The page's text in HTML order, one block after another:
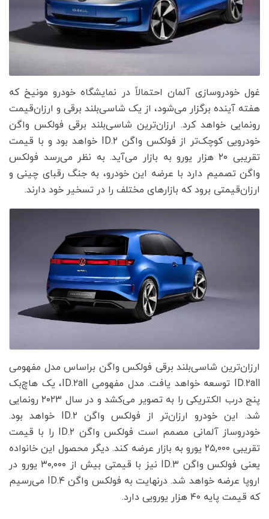
غول خودروسازی آلمان احتمالاً در نمایشگاه خودرو مونیخ که
هفته آینده برگزار می‌شود، از یک شاسی‌بلند برقی و ارزان‌قیمت
رونمایی خواهد کرد. ارزان‌ترین شاسی‌بلند برقی فولکس واگن
خودرویی کوچک‌تر از فولکس واگن ID.۲ خواهد بود و با قیمت
تقریبی ۲۰ هزار یورو به بازار می‌آید. به نظر می‌رسد فولکس
واگن تصمیم دارد با عرضه این خودرو، به جنگ رقبای چینی و
ارزان‌قیمتی برود که بازارهای مختلف را در تسخیر خود دارند.
ارزان‌ترین شاسی‌بلند برقی فولکس واگن براساس مدل مفهومی
ID.۲all‌ توسعه خواهد یافت. مدل مفهومی ID.۲all، یک هاچ‌بک
پنج درب الکتریکی را به تصویر می‌کشد و در سال ۲۰۲۳ رونمایی
شد. این خودرو ارزان‌تر از فولکس واگن ID.۲ خواهد بود.
خودروساز آلمانی مصمم است فولکس واگن ID.۲ را با قیمت
تقریبی ۲۵,۰۰۰ یورو به بازار عرضه کند. دیگر محصول این خانواده
یعنی فولکس واگن ID.۳ نیز با قیمتی بیش از ۳۰,۰۰۰ یورو در
اروپا عرضه خواهد شد. درنهایت به فولکس واگن ID.۴ می‌رسیم
که قیمت پایه ۴۰ هزار یورویی دارد.